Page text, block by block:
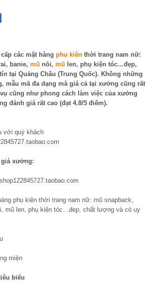
các mặt hàng phụ kiện thời trang nam nữ:
banie, mũ nồi, mũ len, phụ kiện tóc…đẹp,
tại Quảng Châu (Trung Quốc). Không những
mẫu mã đa dạng mà giá cả tại xưởng cũng rất
cũng như phong cách làm việc của xưởng
đánh giá rất cao (đạt 4.8/5 điểm).
với quý khách
giá xưởng:
phụ kiện thời trang nam nữ: mũ snapback,
mũ len, phụ kiện tóc…đẹp, chất lượng và có uy
miện
biểu